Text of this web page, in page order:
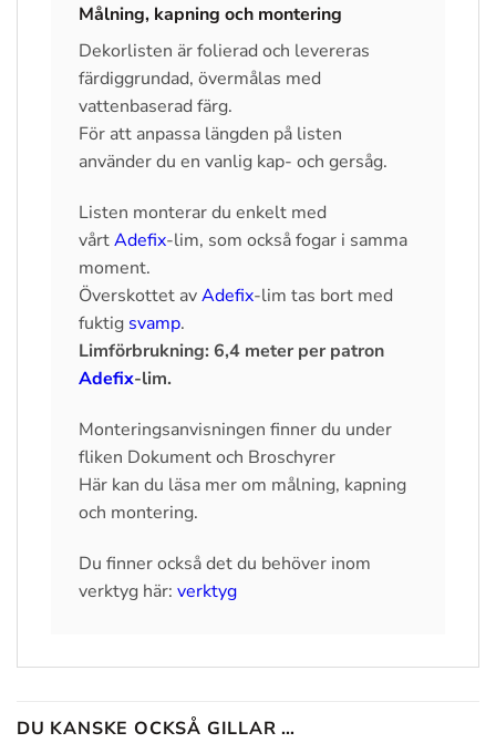
Målning, kapning och montering
Dekorlisten är folierad och levereras
färdiggrundad, övermålas med
vattenbaserad färg.
För att anpassa längden på listen
använder du en vanlig kap- och gersåg.
Listen monterar du enkelt med
vårtAdefix-lim, som också fogar i samma
moment.
Överskottet avAdefix-lim tas bort med
fuktig svamp.
Limförbrukning: 6,4 meter per patron
Adefix-lim.
Monteringsanvisningen finner du under
fliken Dokument och Broschyrer
Här kan du läsa mer om målning, kapning
och montering.
Du finner också det du behöver inom
verktyg här: verktyg
DU KANSKE OCKSÅ GILLAR …